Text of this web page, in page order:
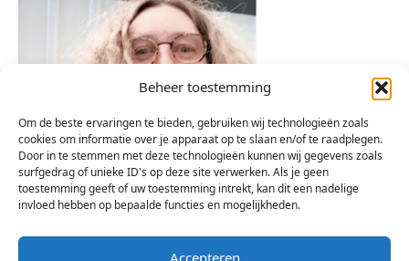
Beheer toestemming
Om de beste ervaringen te bieden, gebruiken wij technologieën zoals
cookies om informatie over je apparaat op te slaan en/of te raadplegen.
Door in te stemmen met deze technologieën kunnen wij gegevens zoals
surfgedrag of unieke ID's op deze site verwerken. Als je geen
toestemming geeft of uw toestemming intrekt, kan dit een nadelige
invloed hebben op bepaalde functies en mogelijkheden.
Accepteren